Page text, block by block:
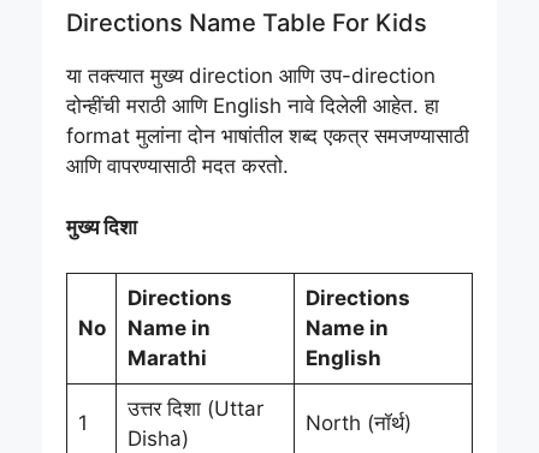
Directions Name Table For Kids
या तक्त्यात मुख्य direction आणि उप-direction
दोन्हींची मराठी आणि English नावे दिलेली आहेत. हा
format मुलांना दोन भाषांतील शब्द एकत्र समजण्यासाठी
आणि वापरण्यासाठी मदत करतो.
मुख्य दिशा
No
Directions
Name in
Marathi
Directions
Name in
English
1
उत्तर दिशा (Uttar
Disha)
North (नॉर्थ)